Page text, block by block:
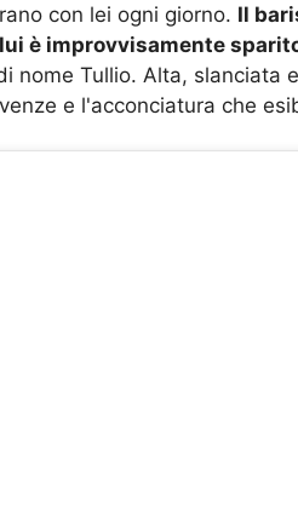
con lei ogni giorno. Il
è improvvisamente
nome Tullio. Alta,
e l'acconciatura che